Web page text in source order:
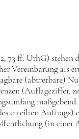
73 ff. UrhG) stehen
Vereinbarung als
(abtretbare)
(Auflageziffer,
erteilten Auftrags)
(in einer